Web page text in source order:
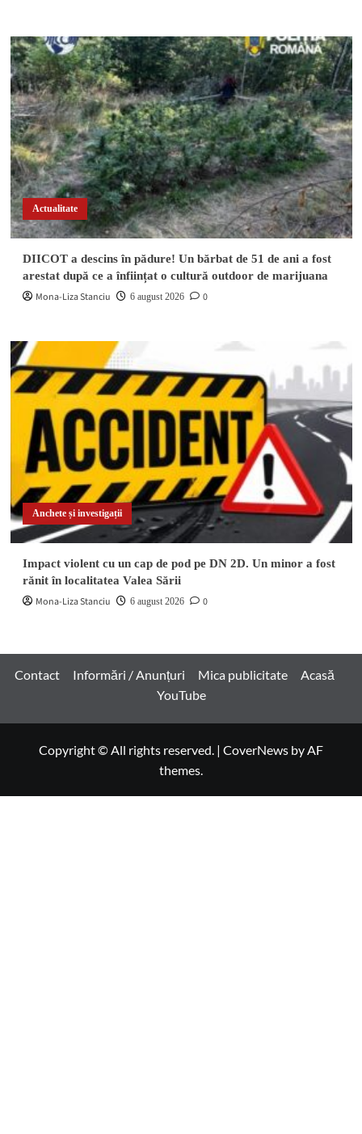
Actualitate
DIICOT a descins în pădure! Un bărbat de 51 de ani a fost
arestat după ce a înființat o cultură outdoor de marijuana
Mona-Liza Stanciu 6 august 2026 0
Anchete și investigații
Impact violent cu un cap de pod pe DN 2D. Un minor a fost
rănit în localitatea Valea Sării
Mona-Liza Stanciu 6 august 2026 0
Contact Informări / Anunțuri Mica publicitate
Acasă
YouTube
Copyright © All rights reserved. | CoverNews by AF
themes.